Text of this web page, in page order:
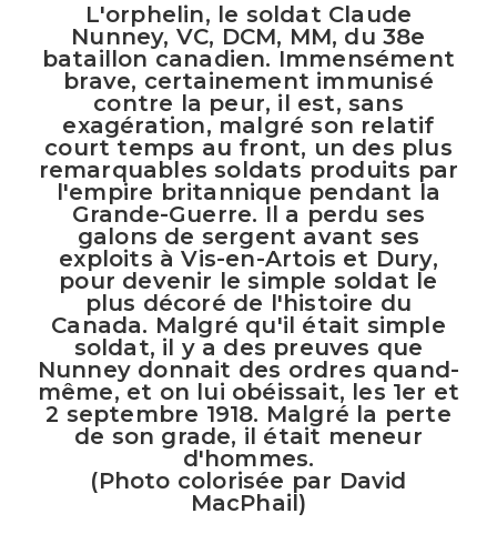
L'orphelin, le soldat Claude
Nunney, VC, DCM, MM, du 38e
bataillon canadien. Immensément
brave, certainement immunisé
contre la peur, il est, sans
exagération, malgré son relatif
court temps au front, un des plus
remarquables soldats produits par
l'empire britannique pendant la
Grande-Guerre. Il a perdu ses
galons de sergent avant ses
exploits à Vis-en-Artois et Dury,
pour devenir le simple soldat le
plus décoré de l'histoire du
Canada. Malgré qu'il était simple
soldat, il y a des preuves que
Nunney donnait des ordres quand-
même, et on lui obéissait, les 1er et
2 septembre 1918. Malgré la perte
de son grade, il était meneur
d'hommes.
(Photo colorisée par David
MacPhail)